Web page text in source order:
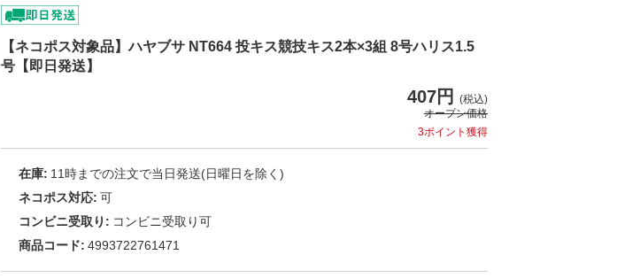
【ネコポス対象品】ハヤブサ NT664 投キス競技キス2本×3組 8号ハリス1.5
号【即日発送】
407円
(税込)
オープン価格
3ポイント獲得
在庫: 11時までの注文で当日発送(日曜日を除く)
ネコポス対応: 可
コンビニ受取り: コンビニ受取り可
商品コード: 4993722761471